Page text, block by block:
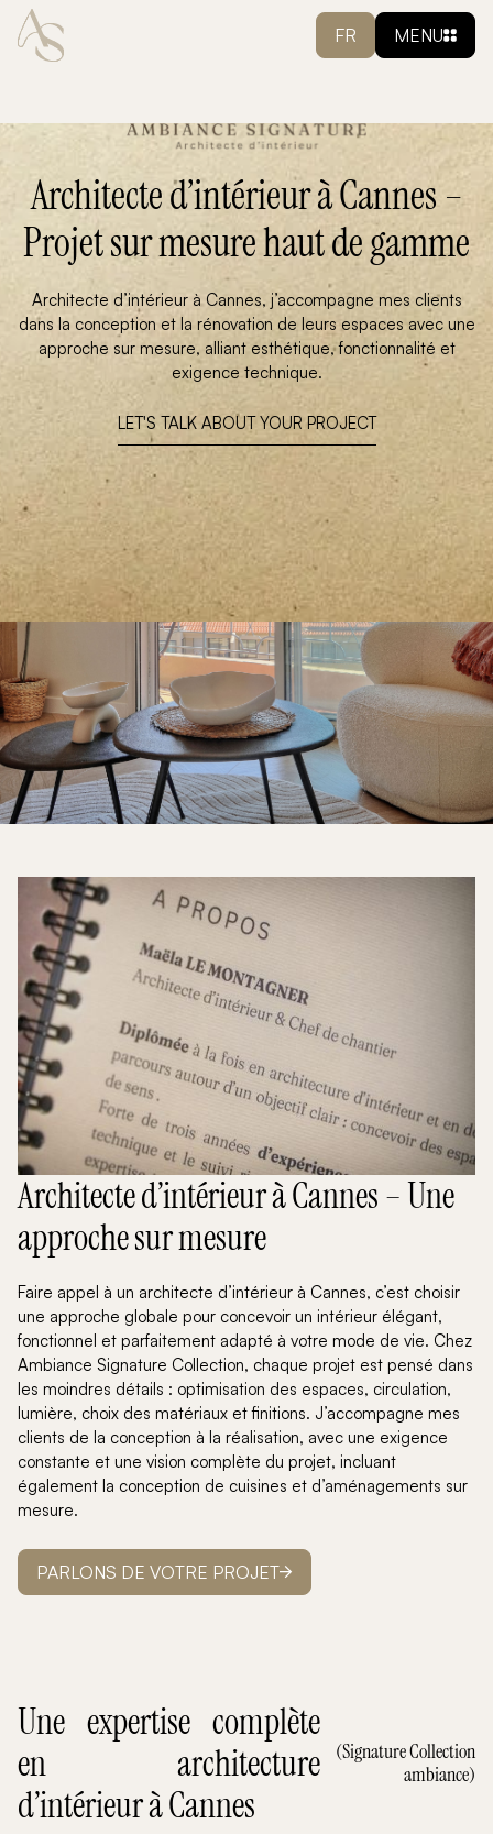
FR MENU
Architecte d’intérieur à Cannes –
Projet sur mesure haut de gamme
Architecte d’intérieur à Cannes, j’accompagne mes clients
dans la conception et la rénovation de leurs espaces avec une
approche sur mesure, alliant esthétique, fonctionnalité et
exigence technique.
LET'S TALK ABOUT YOUR PROJECT
Architecte d’intérieur à Cannes – Une
approche sur mesure
Faire appel à un architecte d’intérieur à Cannes, c’est choisir
une approche globale pour concevoir un intérieur élégant,
fonctionnel et parfaitement adapté à votre mode de vie. Chez
Ambiance Signature Collection, chaque projet est pensé dans
les moindres détails : optimisation des espaces, circulation,
lumière, choix des matériaux et finitions. J’accompagne mes
clients de la conception à la réalisation, avec une exigence
constante et une vision complète du projet, incluant
également la conception de cuisines et d’aménagements sur
mesure.
PARLONS DE VOTRE PROJET
Une expertise complète
en architecture
d’intérieur à Cannes
(Signature Collection
ambiance)